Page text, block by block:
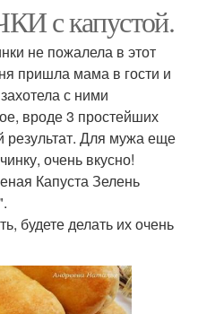
с капустой.
не пожалела в этот
пришла мама в гости и
с ними
вроде 3 простейших
результат. Для мужа еще
очень вкусно!
Капуста Зелень
будете делать их очень